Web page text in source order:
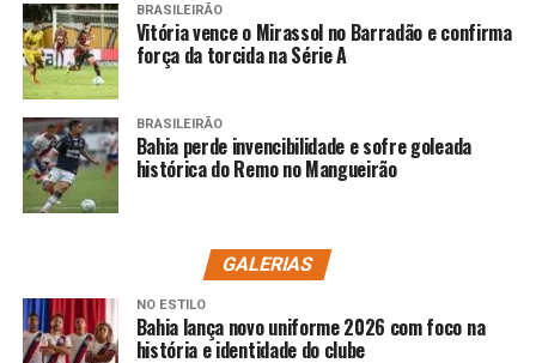
BRASILEIRÃO
Vitória vence o Mirassol no Barradão e confirma
força da torcida na Série A
BRASILEIRÃO
Bahia perde invencibilidade e sofre goleada
histórica do Remo no Mangueirão
GALERIAS
NO ESTILO
Bahia lança novo uniforme 2026 com foco na
história e identidade do clube